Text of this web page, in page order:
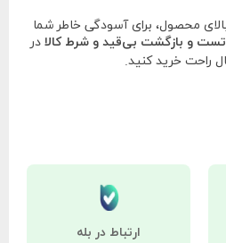
محصول، برای آسودگی خاطر شما
در
راحت خرید کنید.
ارتباط در بله